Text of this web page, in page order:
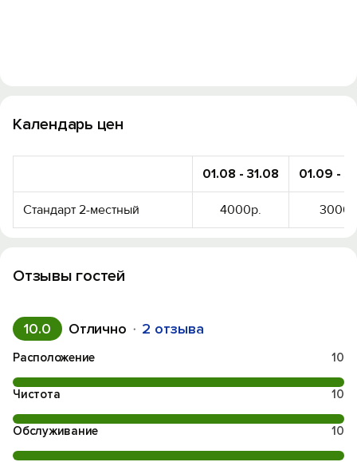
Календарь цен
01.08 - 31.08 01.09 -
Стандарт 2-местный 4000р.
Отзывы гостей
10.0 Отлично 2 отзыва
Расположение 10
Чистота 10
Обслуживание 10